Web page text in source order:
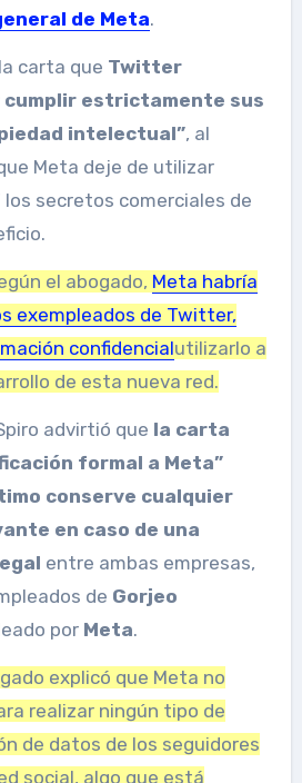
de Meta.
carta que Twitter
cumplir estrictamente sus
intelectual”, al
Meta deje de utilizar
secretos comerciales de
el abogado, Meta habría
exempleados de Twitter,
confidencialutilizarlo a
de esta nueva red.
advirtió que la carta
formal a Meta”
conserve cualquier
en caso de una
entre ambas empresas,
de Gorjeo
por Meta.
explicó que Meta no
realizar ningún tipo de
de datos de los seguidores
social, algo que está